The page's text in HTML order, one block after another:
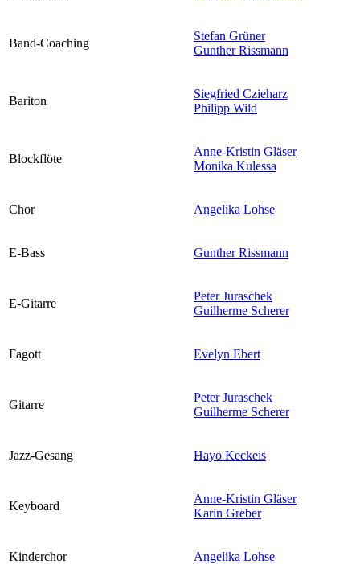
Band-Coaching
Stefan Grüner
Gunther Rissmann
Bariton
Siegfried Czieharz
Philipp Wild
Blockflöte
Anne-Kristin Gläser
Monika Kulessa
Chor Angelika Lohse
E-Bass Gunther Rissmann
E-Gitarre
Peter Juraschek
Guilherme Scherer
Fagott Evelyn Ebert
Gitarre
Peter Juraschek
Guilherme Scherer
Jazz-Gesang Hayo Keckeis
Keyboard
Anne-Kristin Gläser
Karin Greber
Kinderchor Angelika Lohse